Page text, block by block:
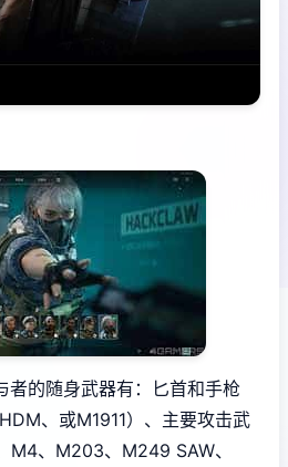
者的随身武器有：匕首和手枪
、或M1911）、主要攻击武
M4、M203、M249 SAW、